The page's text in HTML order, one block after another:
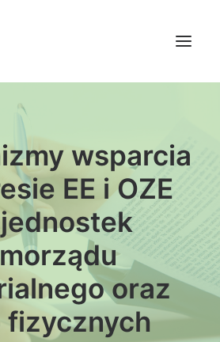
wsparcia
EE i OZE
oraz
fizycznych